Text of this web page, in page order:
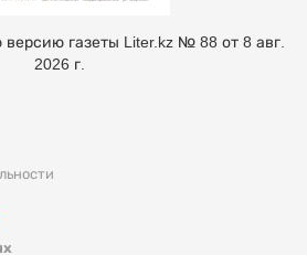
газеты Liter.kz № 88 от 8 авг.
2026 г.